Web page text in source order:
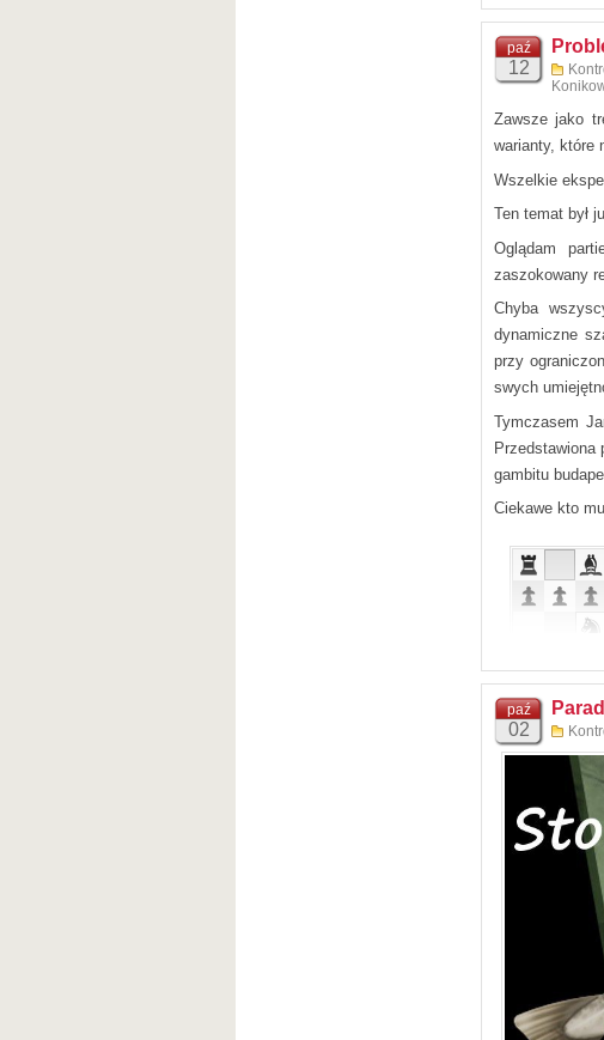
paź
12
Zawsze jako
warianty, które
Wszelkie
Ten temat był
Oglądam
zaszokowany
Chyba
dynamiczne
przy
swych
Tymczasem
gambitu
Ciekawe kto
paź
02